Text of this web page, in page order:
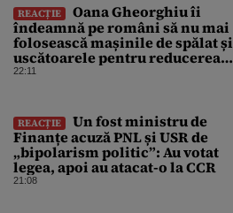
REACȚIE
Oana Gheorghiu îi
îndeamnă pe români să nu mai
folosească mașinile de spălat și
uscătoarele pentru reducerea
consumului de energie
22:11
REACȚIE
Un fost ministru de
Finanțe acuză PNL și USR de
„bipolarism politic”: Au votat
legea, apoi au atacat-o la CCR
21:08